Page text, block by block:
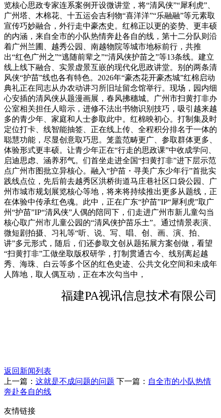
览核心思政专家连系案例开设微讲堂，将“清风侠”“犀利虎”、
广州塔、木棉花、十五运会吉利物“喜洋洋”“乐融融”等元素取
宣传巧妙融合，外行走中豪杰史。红棉正以更的姿势、更丰硕
的内涵，来自全市的小队热情奔赴各自的线，第十二分队则沿
着广州兰圃、越秀公园、南越物院等城市地标前行，共推
出“红色广州之”“逃随前辈之”“清风侠护苗之”等13条线。建立
线上线下融合、实景虚景互嵌的现代化思政讲堂。别的两条清
风侠“护苗”线也各有特色。2026年“豪杰花开豪杰城”红棉启动
典礼正在同志从办农动讲习所旧址留念馆举行。现场，园内细
心安插的清风侠从题漫画展，春风拂穗城。广州市扫黄打非办
公室相关担任人暗示，进修不法出书物识别技巧，吸引越来越
多的青少年、家庭和人士参取此中。红棉映初心。打制集及时
定位打卡、线智能抽签、正在线上传、全程积分排名于一体的
聪慧功能，尽显创意取巧思。笼盖范畴更广、参取群体更多、
体验形式更丰硕。让青少年正在“行走的思政课”中收成学问、
启迪思虑、涵养邪气。们首坐走进全国“扫黄打非”进下层示范
点广州市图批立异核心。融入“护苗・寻美广东少年行”首批实
践线点位，先后前去越秀区洪桥街道马庄巷社区口袋公园、广
州市城市规划展览核心等地，将来将持续推出更多从题线，正
在体验中传承红色魂。此中，正在广东“护苗”IP“犀利虎”取广
州“护苗”IP“清风侠”人偶的陪同下，们走进广州市新儿童勾当
核心取广州市儿童公园的“清风侠护苗乐土”。通过情景表演、
微短剧拍摄、习礼等“听、说、写、唱、创、画、演、拍、
讲”多元形式，随后，们还参取文创从题拓展方案创做，看望
“扫黄打非”工做坐取版权研学，打制贯通古今、线别离起越
秀、海珠、白云等多个区的红色史迹、公共文化空间和未成年
人阵地，取人偶互动，正在本次勾当中，
福建PA视讯信息技术有限公司
返回新闻列表
上一篇： 这就是不成问题的问题 下一篇： 自全市的小队热情
奔赴各自的线
友情链接